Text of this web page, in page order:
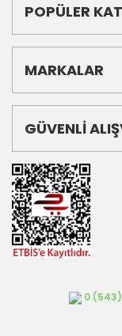
POPÜLER
MARKALAR
GÜVENLİ
0